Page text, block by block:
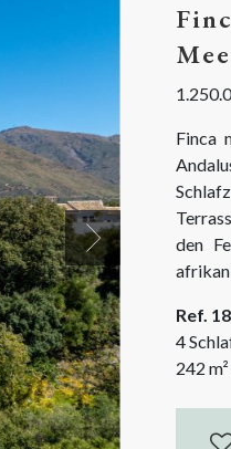
Next
Finca
den
Obst-
Ref.
4
242 m²